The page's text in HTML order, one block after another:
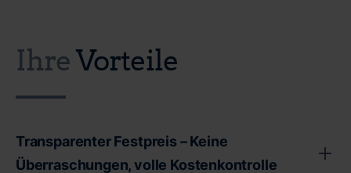
IhreVorteile
Transparenter Festpreis – Keine
Überraschungen, volle Kostenkontrolle